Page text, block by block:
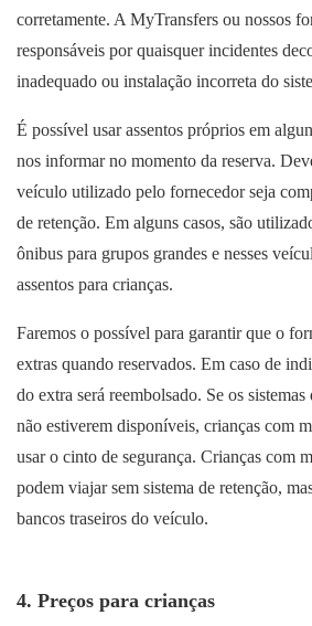
corretamente. A MyTransfers ou nossos
responsáveis por quaisquer incidentes
inadequado ou instalação incorreta do
É possível usar assentos próprios em
nos informar no momento da reserva.
veículo utilizado pelo fornecedor seja
de retenção. Em alguns casos, são
ônibus para grupos grandes e nesses
assentos para crianças.
Faremos o possível para garantir que o
extras quando reservados. Em caso de
do extra será reembolsado. Se os
não estiverem disponíveis, crianças com
usar o cinto de segurança. Crianças com
podem viajar sem sistema de retenção,
bancos traseiros do veículo.
4. Preços para crianças